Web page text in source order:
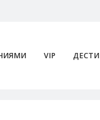
VIP